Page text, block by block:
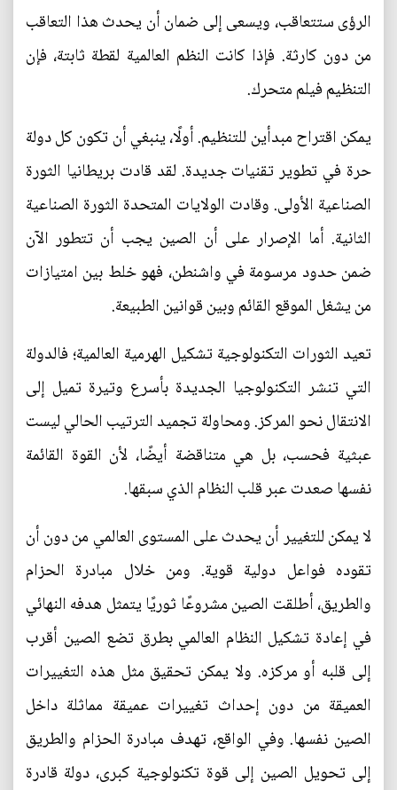
الرؤى ستتعاقب، ويسعى إلى ضمان أن يحدث هذا التعاقب
من دون كارثة. فإذا كانت النظم العالمية لقطة ثابتة، فإن
التنظيم فيلم متحرك.
يمكن اقتراح مبدأين للتنظيم. أولًا، ينبغي أن تكون كل دولة
حرة في تطوير تقنيات جديدة. لقد قادت بريطانيا الثورة
الصناعية الأولى. وقادت الولايات المتحدة الثورة الصناعية
الثانية. أما الإصرار على أن الصين يجب أن تتطور الآن
ضمن حدود مرسومة في واشنطن، فهو خلط بين امتيازات
من يشغل الموقع القائم وبين قوانين الطبيعة.
تعيد الثورات التكنولوجية تشكيل الهرمية العالمية؛ فالدولة
التي تنشر التكنولوجيا الجديدة بأسرع وتيرة تميل إلى
الانتقال نحو المركز. ومحاولة تجميد الترتيب الحالي ليست
عبثية فحسب، بل هي متناقضة أيضًا، لأن القوة القائمة
نفسها صعدت عبر قلب النظام الذي سبقها.
لا يمكن للتغيير أن يحدث على المستوى العالمي من دون أن
تقوده فواعل دولية قوية. ومن خلال مبادرة الحزام
والطريق، أطلقت الصين مشروعًا ثوريًا يتمثل هدفه النهائي
في إعادة تشكيل النظام العالمي بطرق تضع الصين أقرب
إلى قلبه أو مركزه. ولا يمكن تحقيق مثل هذه التغييرات
العميقة من دون إحداث تغييرات عميقة مماثلة داخل
الصين نفسها. وفي الواقع، تهدف مبادرة الحزام والطريق
إلى تحويل الصين إلى قوة تكنولوجية كبرى، دولة قادرة